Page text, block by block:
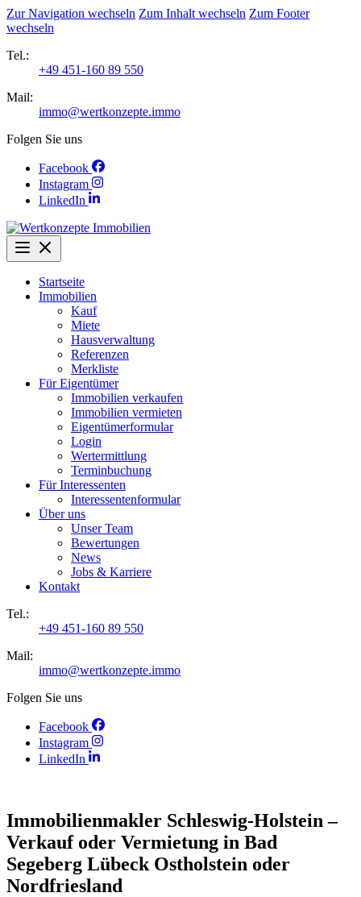
Zur Navigation wechseln Zum Inhalt wechseln Zum Footer
wechseln
Tel.:
+49 451-160 89 550
Mail:
immo@wertkonzepte.immo
Folgen Sie uns
Facebook
Instagram
LinkedIn
Startseite
Immobilien
Kauf
Miete
Hausverwaltung
Referenzen
Merkliste
Für Eigentümer
Immobilien verkaufen
Immobilien vermieten
Eigentümerformular
Login
Wertermittlung
Terminbuchung
Für Interessenten
Interessentenformular
Über uns
Unser Team
Bewertungen
News
Jobs & Karriere
Kontakt
Tel.:
+49 451-160 89 550
Mail:
immo@wertkonzepte.immo
Folgen Sie uns
Facebook
Instagram
LinkedIn
Immobilienmakler Schleswig-Holstein –
Verkauf oder Vermietung in Bad
Segeberg Lübeck Ostholstein oder
Nordfriesland